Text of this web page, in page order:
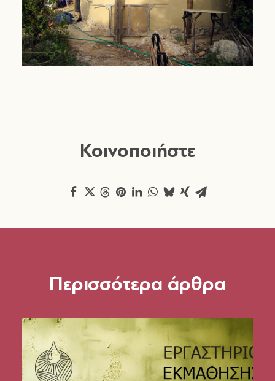
Κοινοποιήστε
Περισσότερα άρθρα